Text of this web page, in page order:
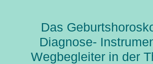
Das
Diagnose-
Wegbegleiter in der